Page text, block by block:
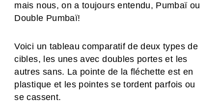
mais nous, on a toujours entendu, Pumbaï ou
Double Pumbaï!
Voici un tableau comparatif de deux types de
cibles, les unes avec doubles portes et les
autres sans. La pointe de la fléchette est en
plastique et les pointes se tordent parfois ou
se cassent.